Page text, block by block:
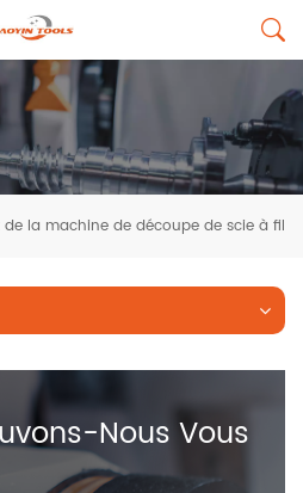
de la machine de découpe de scie à fil
Nous Vous